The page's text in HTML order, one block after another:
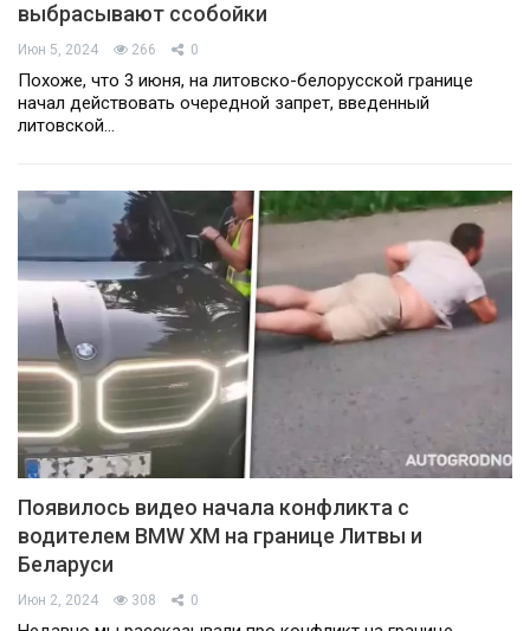
выбрасывают ссобойки
Июн 5, 2024 266 0
Похоже, что 3 июня, на литовско-белорусской границе
начал действовать очередной запрет, введенный
литовской…
Появилось видео начала конфликта с
водителем BMW XM на границе Литвы и
Беларуси
Июн 2, 2024 308 0